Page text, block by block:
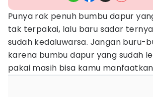
Punya rak penuh bumbu dapur
tak terpakai, lalu baru sadar
sudah kedaluwarsa. Jangan buru-
karena bumbu dapur yang sudah
pakai masih bisa kamu